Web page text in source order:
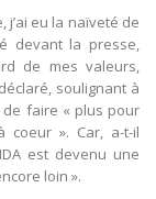
j’ai eu la naïveté de
devant la presse,
de mes valeurs,
soulignant à
de faire « plus pour
coeur ». Car, a-t-il
est devenu une
loin ».